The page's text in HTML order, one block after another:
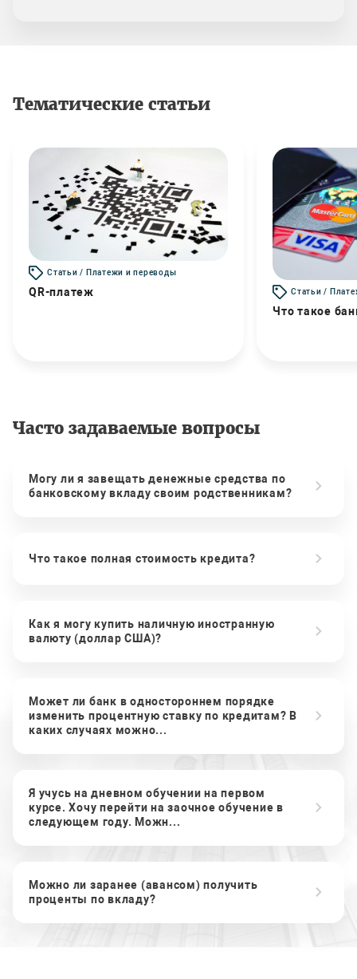
Тематические статьи
Статьи / Платежи и переводы
QR-платеж Статьи /
Что такое
Часто задаваемые вопросы
Могу ли я завещать денежные средства по
банковскому вкладу своим родственникам?
Что такое полная стоимость кредита?
Как я могу купить наличную иностранную
валюту (доллар США)?
Может ли банк в одностороннем порядке
изменить процентную ставку по кредитам? В
каких случаях можно...
Я учусь на дневном обучении на первом
курсе. Хочу перейти на заочное обучение в
следующем году. Можн...
Можно ли заранее (авансом) получить
проценты по вкладу?